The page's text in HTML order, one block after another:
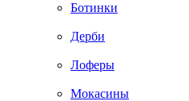
Ботинки
Дерби
Лоферы
Мокасины